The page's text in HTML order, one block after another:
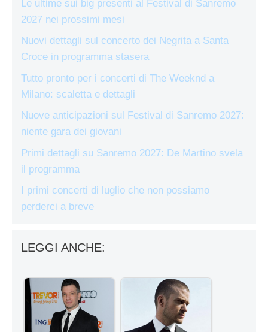
Le ultime sui big presenti al Festival di Sanremo
2027 nei prossimi mesi
Nuovi dettagli sul concerto dei Negrita a Santa
Croce in programma stasera
Tutto pronto per i concerti di The Weeknd a
Milano: scaletta e dettagli
Nuove anticipazioni sul Festival di Sanremo 2027:
niente gara dei giovani
Primi dettagli su Sanremo 2027: De Martino svela
il programma
I primi concerti di luglio che non possiamo
perderci a breve
LEGGI ANCHE: